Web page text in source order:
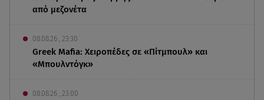
από μεζονέτα
08.08.26 , 23:30
Greek Mafia: Χειροπέδες σε «Πίτμπουλ» και
«Μπουλντόγκ»
08.08.26 , 23:00